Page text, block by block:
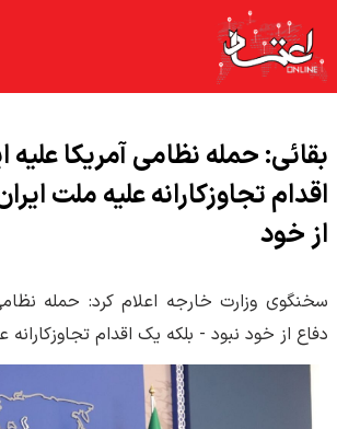
بقائی: حمله نظامی آمریکا علیه
اقدام تجاوزکارانه علیه ملت
از خود
سخنگوی وزارت خارجه اعلام کرد: حمله نظامی
دفاع از خود نبود - بلکه یک اقدام تجاوزکارانه